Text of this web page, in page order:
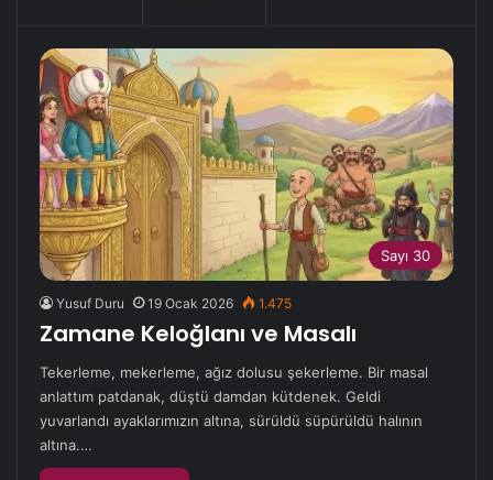
Sayı 30
Yusuf Duru 19 Ocak 2026 1.475
Zamane Keloğlanı ve Masalı
Tekerleme, mekerleme, ağız dolusu şekerleme. Bir masal
anlattım patdanak, düştü damdan kütdenek. Geldi
yuvarlandı ayaklarımızın altına, sürüldü süpürüldü halının
altına.…